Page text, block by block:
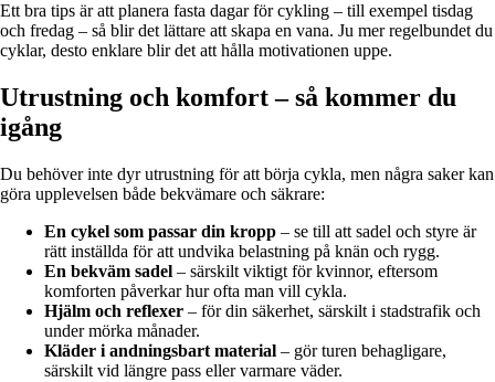
Ett bra tips är att planera fasta dagar för cykling – till exempel tisdag
och fredag – så blir det lättare att skapa en vana. Ju mer regelbundet du
cyklar, desto enklare blir det att hålla motivationen uppe.
Utrustning och komfort – så kommer du
igång
Du behöver inte dyr utrustning för att börja cykla, men några saker kan
göra upplevelsen både bekvämare och säkrare:
En cykel som passar din kropp – se till att sadel och styre är
rätt inställda för att undvika belastning på knän och rygg.
En bekväm sadel – särskilt viktigt för kvinnor, eftersom
komforten påverkar hur ofta man vill cykla.
Hjälm och reflexer – för din säkerhet, särskilt i stadstrafik och
under mörka månader.
Kläder i andningsbart material – gör turen behagligare,
särskilt vid längre pass eller varmare väder.